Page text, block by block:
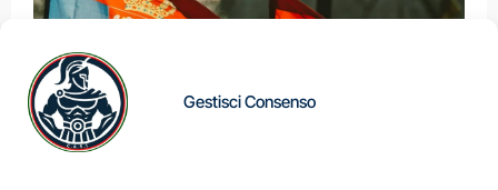
Gestisci Consenso